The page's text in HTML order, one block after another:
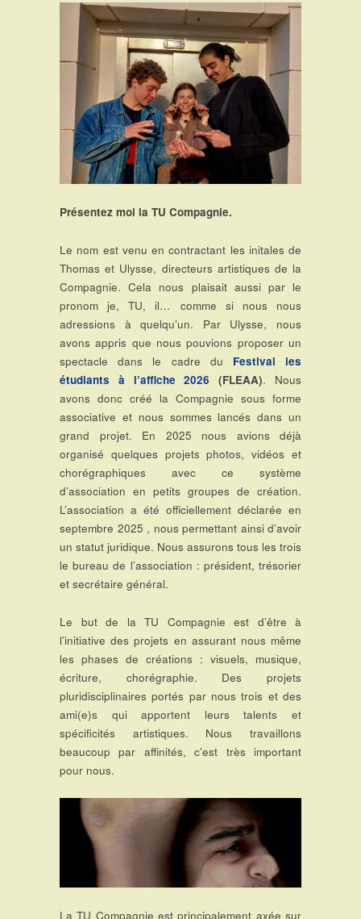
Présentez moi la TU Compagnie.
Le nom est venu en contractant les initales de
Thomas et Ulysse, directeurs artistiques de la
Compagnie. Cela nous plaisait aussi par le
pronom je, TU, il… comme si nous nous
adressions à quelqu’un. Par Ulysse, nous
avons appris que nous pouvions proposer un
spectacle dans le cadre du Festival les
étudiants à l’affiche 2026 (FLEAA). Nous
avons donc créé la Compagnie sous forme
associative et nous sommes lancés dans un
grand projet. En 2025 nous avions déjà
organisé quelques projets photos, vidéos et
chorégraphiques avec ce système
d’association en petits groupes de création.
L’association a été officiellement déclarée en
septembre 2025 , nous permettant ainsi d’avoir
un statut juridique. Nous assurons tous les trois
le bureau de l’association : président, trésorier
et secrétaire général.
Le but de la TU Compagnie est d’être à
l’initiative des projets en assurant nous même
les phases de créations : visuels, musique,
écriture, chorégraphie. Des projets
pluridisciplinaires portés par nous trois et des
ami(e)s qui apportent leurs talents et
spécificités artistiques. Nous travaillons
beaucoup par affinités, c’est très important
pour nous.
La TU Compagnie est principalement axée sur